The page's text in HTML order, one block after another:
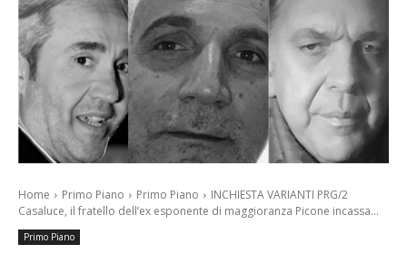
Home Primo Piano Primo Piano
INCHIESTA VARIANTI PRG/2
Casaluce, il fratello dell’ex esponente di maggioranza Picone incassa...
Primo Piano